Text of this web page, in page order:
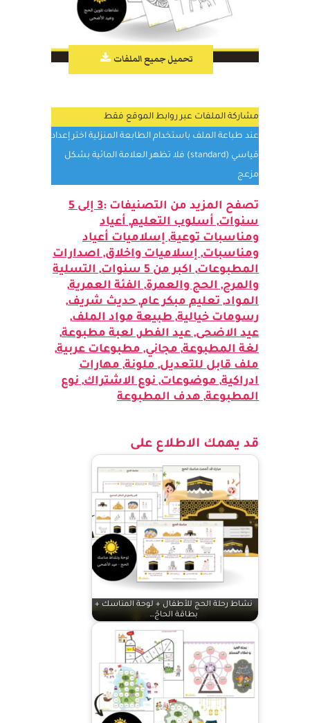
مشاركة الملفات عبر روابط الموقع فقط
عند طباعة الملف باستخدام الطابعة المنزلية اختر إعداد
مزعج
تصفح المزيد من التصنيفات :
سنوات , أسلوب التعليم, أعياد
ومناسبات توعية
, إسلاميات أعياد
ومناسبات إسلاميات واخلاق, اصدارات
المطبوعات, اكبر من 5 سنوات ,التسلية
والمرح ,الحج والعمرة ,الفئة العمرية
المواد , تعليم مبكر عام حديث شريف ,
رسومات خيالية , طبيعة مواد الملف
عيد الاضحى ,عيد الفطر ,لعبة مطبوعة
لغة المطبوعة , مجاني ,مطبوعات عربية
ملف قابل للتعديل , ملونة ,مهارات
ادراكية
نوع الاشتراك
قد يهمك الاطلاع على
نشاط رحلة الحج للأطفال + لوحة المناسك +
بطاقة الحاجّ…